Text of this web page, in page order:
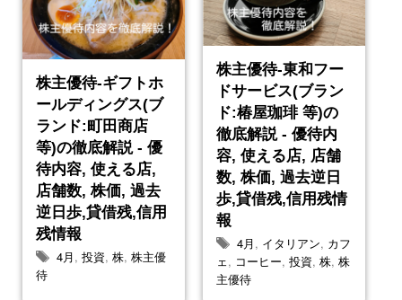
株主優待-ギフトホ
ールディングス(ブ
ランド:町田商店
等)の徹底解説 - 優
待内容, 使える店,
店舗数, 株価, 過去
逆日歩,貸借残,信用
残情報
4月, 投資, 株, 株主優
待
株主優待-東和フー
ドサービス(ブラン
ド:椿屋珈琲 等)の
徹底解説 - 優待内
容, 使える店, 店舗
数, 株価, 過去逆日
歩,貸借残,信用残情
報
4月, イタリアン, カフ
ェ, コーヒー,投資,株,株
主優待